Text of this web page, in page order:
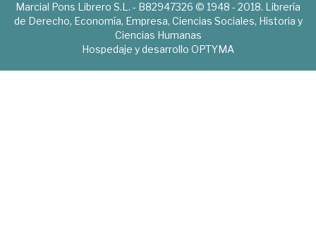
Marcial Pons Librero S.L. - B82947326 © 1948 - 2018. Librería
de Derecho, Economía, Empresa, Ciencias Sociales, Historia y
Ciencias Humanas
Hospedaje y desarrollo OPTYMA